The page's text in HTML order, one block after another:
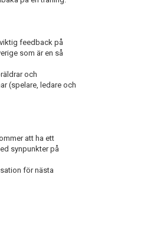
feedback på
som är en så
och
(spelare, ledare och
att ha ett
synpunkter på
för nästa